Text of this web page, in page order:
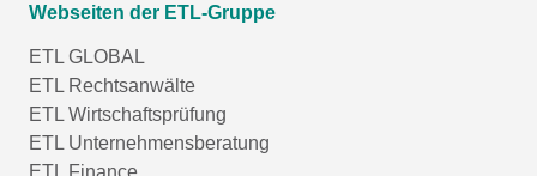
Webseiten der ETL-Gruppe
ETL GLOBAL
ETL Rechtsanwälte
ETL Wirtschaftsprüfung
ETL Unternehmensberatung
ETL Finance